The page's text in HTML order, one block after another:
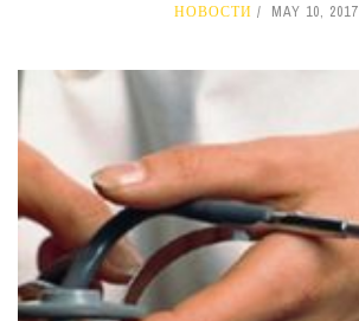
НОВОСТИ MAY 10, 2017